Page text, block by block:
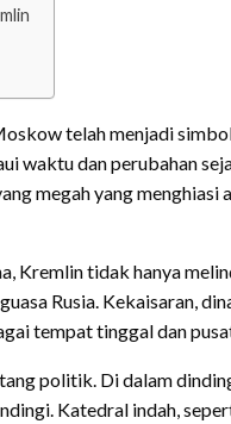
telah menjadi
waktu dan perubahan
megah yang
Kremlin tidak hanya
Rusia. Kekaisaran,
tempat tinggal dan
politik. Di dalam
Katedral indah,